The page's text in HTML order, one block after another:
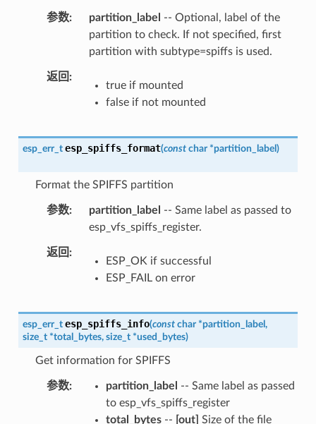
参数 partition_label
-- Optional, label of the
partition to check. If not specified, first
partition with subtype=spiffs is used.
返回
true if mounted
false if not mounted
esp_err_t esp_spiffs_format(const char *partition_label )
Format the SPIFFS partition
参数 partition_label
-- Same label as passed to
esp_vfs_spiffs_register.
返回
ESP_OK if successful
ESP_FAIL on error
esp_err_t esp_spiffs_info(const char *partition_label ,
size_t *total_bytes, size_t *used_bytes)
Get information for SPIFFS
参数 partition_label
-- Same label as passed
to esp_vfs_spiffs_register
total_bytes-- [out] Size of the file